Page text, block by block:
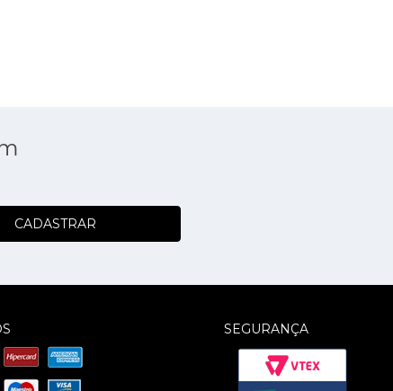
CADASTRAR
SEGURANÇA